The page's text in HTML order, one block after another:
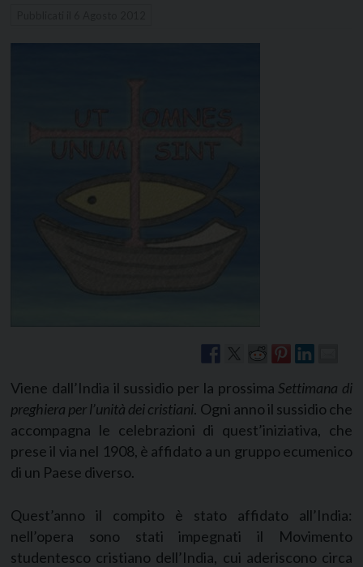
Viene dall’India il sussidio per la prossima Settimana di
preghiera per l’unità dei cristiani. Ogni anno il sussidio che
accompagna le celebrazioni di quest’iniziativa, che
prese il via nel 1908, è affidato a un gruppo ecumenico
di un Paese diverso.
Quest’anno il compito è stato affidato all’India:
nell’opera sono stati impegnati il Movimento
studentesco cristiano dell’India, cui aderiscono circa